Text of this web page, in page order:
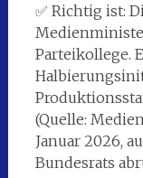
✅ Richtig ist:
Parteikollege.
(Quelle:
Januar 2026,
Bundesrats